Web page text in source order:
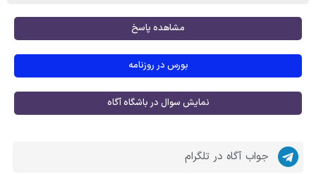
مشاهده پاسخ
بورس در روزنامه
نمایش سوال در باشگاه آگاه
جواب آگاه در تلگرام